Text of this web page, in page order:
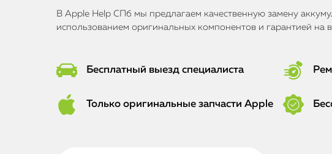
В Apple Help СПб мы предлагаем качественную замену
использованием оригинальных компонентов и гарантией на
Бесплатный выезд специалиста
Только оригинальные запчасти Apple